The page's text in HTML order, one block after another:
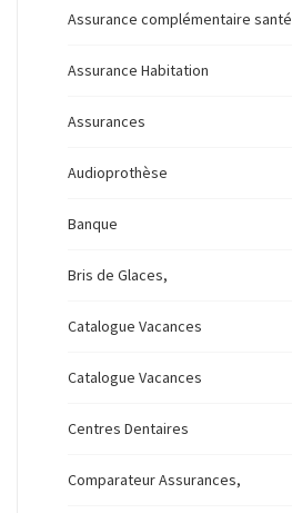
Assurance complémentaire santé
Assurance Habitation
Assurances
Audioprothèse
Banque
Bris de Glaces,
Catalogue Vacances
Catalogue Vacances
Centres Dentaires
Comparateur Assurances,